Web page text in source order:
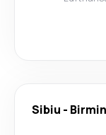
Sibiu -